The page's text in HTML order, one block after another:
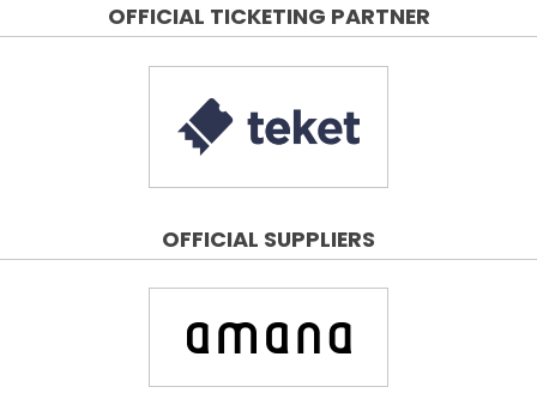
OFFICIAL TICKETING PARTNER
OFFICIAL SUPPLIERS